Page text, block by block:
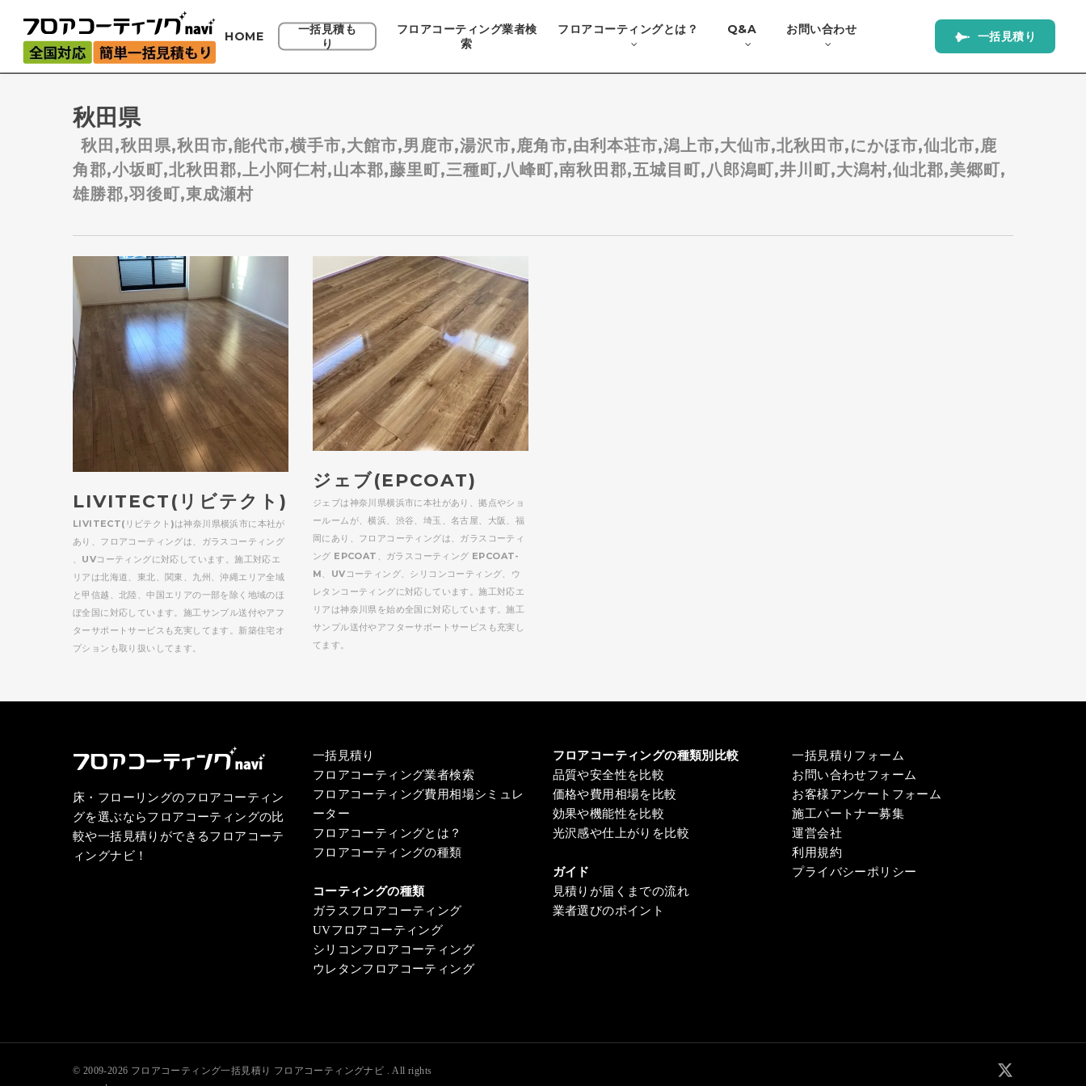
content
HOME
一括見積も
り
フロアコーティング業者検
索
フロアコーティングとは？ Q&A お問い合わせ 一括見積 り
秋田県
秋田,秋田県,秋田市,能代市,横手市,大館市,男鹿市,湯沢市,鹿角市,由利本荘市,潟上市,大仙市,北秋田市,にかほ市,仙北市,鹿
角郡,小坂町,北秋田郡,上小阿仁村,山本郡,藤里町,三種町,八峰町,南秋田郡,五城目町,八郎潟町,井川町,大潟村,仙北郡,美郷町,
雄勝郡,羽後町,東成瀬村
LIVITECT(リビテクト)
LIVITECT(リビテクト)は神奈川県横浜市に本社が
あり、フロアコーティングは、ガラスコーティング
、UVコーティングに対応しています。施工対応エ
リアは北海道、東北、関東、九州、沖縄エリア全域
と甲信越、北陸、中国エリアの一部を除く地域のほ
ぼ全国に対応しています。施工サンプル送付やアフ
ターサポートサービスも充実してます。新築住宅オ
プションも取り扱いしてます。
ジェブ(EPCOAT)
ジェブは神奈川県横浜市に本社があり、拠点やショ
ールームが、横浜、渋谷、埼玉、名古屋、大阪、福
岡にあり、フロアコーティングは、ガラスコーティ
ング EPCOAT、ガラスコーティング EPCOAT-
M、UVコーティング、シリコンコーティング、ウ
レタンコーティングに対応しています。施工対応エ
リアは神奈川県を始め全国に対応しています。施工
サンプル送付やアフターサポートサービスも充実し
てます。
床・フローリングのフロアコーティン
グを選ぶならフロアコーティングの比
較や一括見積りができるフロアコーテ
ィングナビ！
一括見積り
フロアコーティング業者検索
フロアコーティング費用相場シミュレ
ーター
フロアコーティングとは？
フロアコーティングの種類
コーティングの種類
ガラスフロアコーティング
UVフロアコーティング
シリコンフロアコーティング
ウレタンフロアコーティング
フロアコーティングの種類別比較
品質や安全性を比較
価格や費用相場を比較
効果や機能性を比較
光沢感や仕上がりを比較
ガイド
見積りが届くまでの流れ
業者選びのポイント
一括見積りフォーム
お問い合わせフォーム
お客様アンケートフォーム
施工パートナー募集
運営会社
利用規約
プライバシーポリシー
© 2009-2026 フロアコーティング一括見積り フロアコーティングナビ . All rights
x-